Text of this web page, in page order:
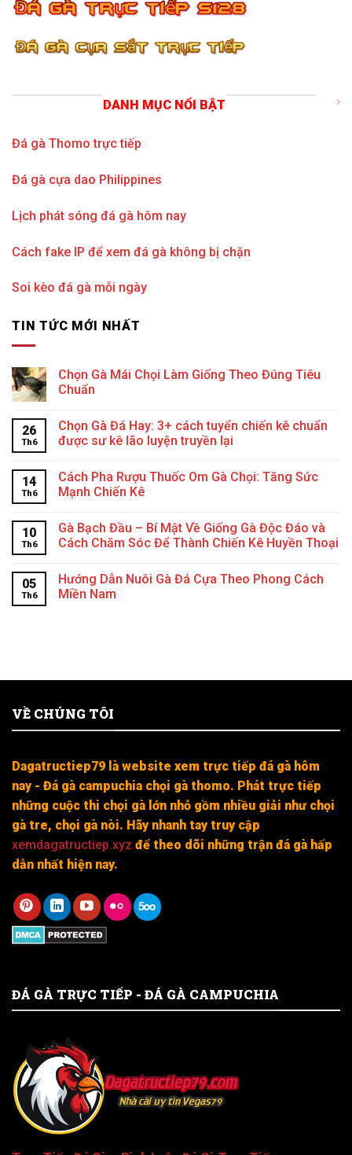
DANH MỤC NỔI BẬT
Đá gà Thomo trực tiếp
Đá gà cựa dao Philippines
Lịch phát sóng đá gà hôm nay
Cách fake IP để xem đá gà không bị chặn
Soi kèo đá gà mỗi ngày
TIN TỨC MỚI NHẤT
Chọn Gà Mái Chọi Làm Giống Theo Đúng Tiêu
Chuẩn
26
Th6
Chọn Gà Đá Hay: 3+ cách tuyển chiến kê chuẩn
được sư kê lão luyện truyền lại
14
Th6
Cách Pha Rượu Thuốc Om Gà Chọi: Tăng Sức
Mạnh Chiến Kê
10
Th6
Gà Bạch Đầu – Bí Mật Về Giống Gà Độc Đáo và
Cách Chăm Sóc Để Thành Chiến Kê Huyền Thoại
05
Th6
Hướng Dẫn Nuôi Gà Đá Cựa Theo Phong Cách
Miền Nam
VỀ CHÚNG TÔI
Dagatructiep79 là website xem trực tiếp đá gà hôm
nay - Đá gà campuchia chọi gà thomo. Phát trực tiếp
những cuộc thi chọi gà lớn nhỏ gồm nhiều giải như chọi
gà tre, chọi gà nòi. Hãy nhanh tay truy cập
xemdagatructiep.xyz để theo dõi những trận đá gà hấp
dẫn nhất hiện nay.
ĐÁ GÀ TRỰC TIẾP - ĐÁ GÀ CAMPUCHIA